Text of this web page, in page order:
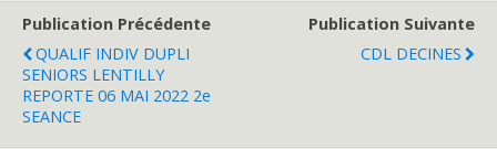
Publication Précédente
QUALIF INDIV DUPLI
SENIORS LENTILLY
REPORTE 06 MAI 2022 2e
SEANCE
Publication Suivante
CDL DECINES